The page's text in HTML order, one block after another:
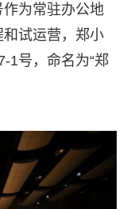
为常驻办公地
试运营，郑小
1号，命名为“郑